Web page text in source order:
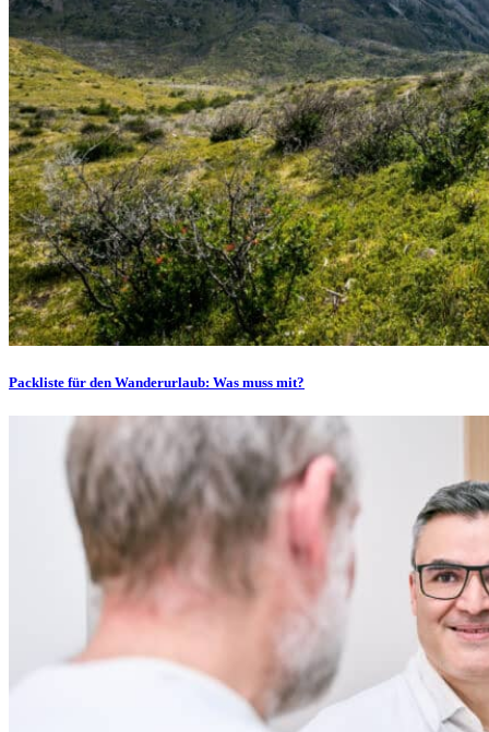
Packliste für den Wanderurlaub: Was muss mit?